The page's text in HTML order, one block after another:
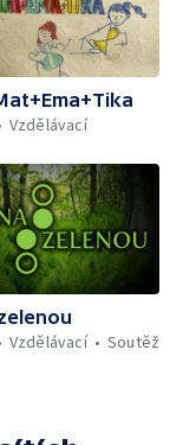
Vzdělávací
Vzdělávací Soutěž